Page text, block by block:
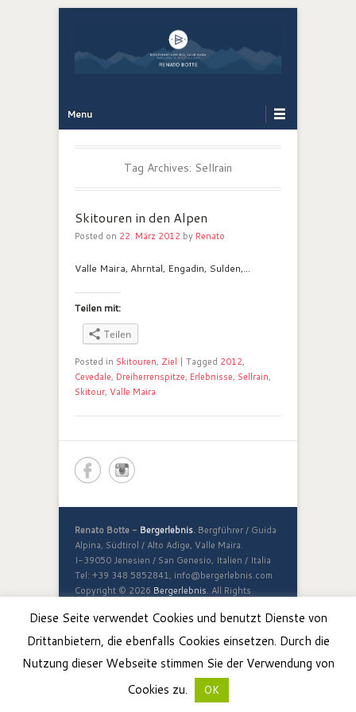
Menu
Tag Archives: Sellrain
Skitouren in den Alpen
Posted on 22. März 2012 by Renato
Valle Maira, Ahrntal, Engadin, Sulden,…
Teilen mit:
Teilen
Posted in Skitouren, Ziel | Tagged 2012,
Cevedale, Dreiherrenspitze, Erlebnisse, Sellrain,
Skitour, Valle Maira
Renato Botte - Bergerlebnis. Bergführer / Guida
Alpina, Südtirol / Alto Adige, Valle Maira.
I-39050 Jenesien / San Genesio, Italien / Italia
Tel: +39 348 5852841, info@bergerlebnis.com
Copyright © 2026 Bergerlebnis. All Rights
Diese Seite verwendet Cookies und benutzt Dienste von
Drittanbietern, die ebenfalls Cookies einsetzen. Durch die
Nutzung dieser Webseite stimmen Sie der Verwendung von
Cookies zu.
OK